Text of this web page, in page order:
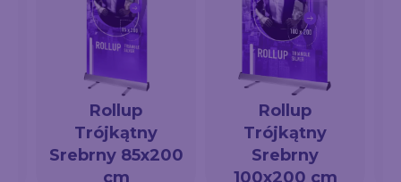
Rollup
Trójkątny
Srebrny 85x200
cm
Rollup
Trójkątny
Srebrny
100x200 cm